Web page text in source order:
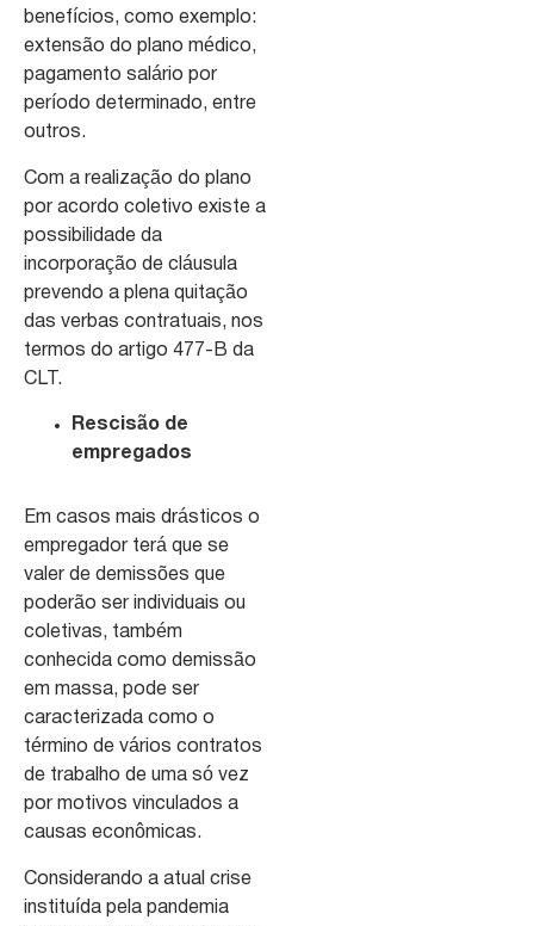
benefícios, como exemplo:
extensão do plano médico,
pagamento salário por
período determinado, entre
outros.
Com a realização do plano
por acordo coletivo existe a
possibilidade da
incorporação de cláusula
prevendo a plena quitação
das verbas contratuais, nos
termos do artigo 477-B da
CLT.
Rescisão de
empregados
Em casos mais drásticos o
empregador terá que se
valer de demissões que
poderão ser individuais ou
coletivas, também
conhecida como demissão
em massa, pode ser
caracterizada como o
término de vários contratos
de trabalho de uma só vez
por motivos vinculados a
causas econômicas.
Considerando a atual crise
instituída pela pandemia